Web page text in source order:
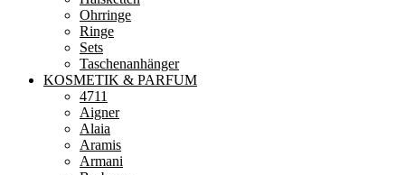
Ohrringe
Ringe
Sets
Taschenanhänger
KOSMETIK & PARFUM
4711
Aigner
Alaia
Aramis
Armani